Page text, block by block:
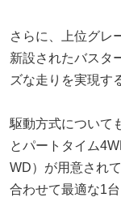
さらに、上位グレ
新設されたバスタ
ズな走りを実現す
駆動方式について
とパートタイム
WD）が用意され
合わせて最適な1